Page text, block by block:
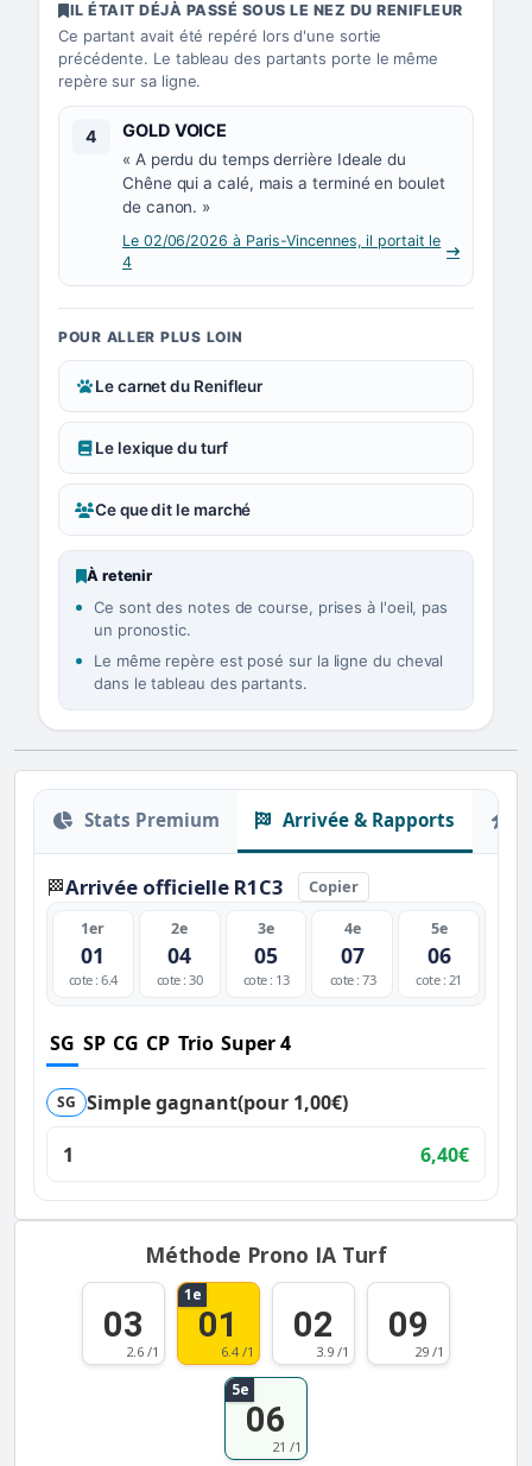
IL ÉTAIT DÉJÀ PASSÉ SOUS LE NEZ DU RENIFLEUR
Ce partant avait été repéré lors d'une sortie
précédente. Le tableau des partants porte le même
repère sur sa ligne.
4 Numéro 4 :
GOLD VOICE
« A perdu du temps derrière Ideale du
Chêne qui a calé, mais a terminé en boulet
de canon. »
Le 02/06/2026 à Paris-Vincennes, il portait le
4
POUR ALLER PLUS LOIN
Le carnet du Renifleur
Le lexique du turf
Ce que dit le marché
À retenir
Ce sont des notes de course, prises à l'oeil, pas
un pronostic.
Le même repère est posé sur la ligne du cheval
dans le tableau des partants.
Stats Premium Arrivée & Rapports
🏁Arrivée officielle R1C3 Copier
1er
01
cote : 6.4
2e
04
cote : 30
3e
05
cote : 13
4e
07
cote : 73
5e
06
cote : 21
SG SP CG CP Trio Super 4
SG Simple gagnant(pour 1,00€)
1
6,40€
Méthode Prono IA Turf
03
2.6 /1
1e
01
6.4 /1
02
3.9 /1
09
29 /1
5e
06
21 /1